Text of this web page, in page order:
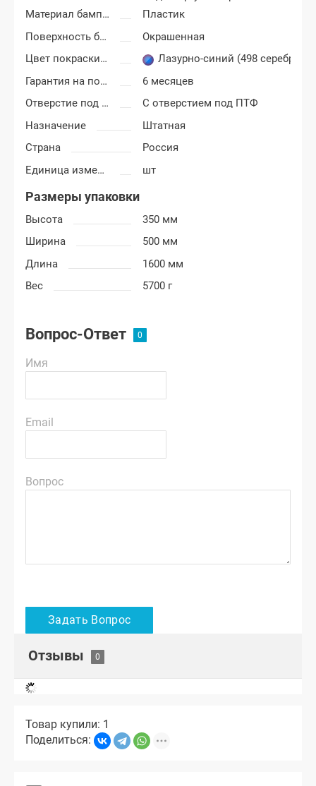
Материал бампера
Пластик
Поверхность бампера
Окрашенная
Цвет покраски Лада Ларгус
Лазурно-синий (498
Гарантия на покраску
6 месяцев
Отверстие под ПТФ
С отверстием под ПТФ
Назначение
Штатная
Страна
Россия
Единица измерения
шт
Размеры упаковки
Высота
350 мм
Ширина
500 мм
Длина
1600 мм
Вес
5700 г
Вопрос-Ответ
Имя
Email
Вопрос
Отзывы
Товар купили: 1
Поделиться: